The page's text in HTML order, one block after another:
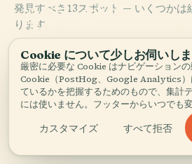
発見すべき13スポット — いくつかは
ります。
スタディオ・マ
ルチェロ・メラ
ーニ
PLACE
フォルテッツ
ァ・サンタ・バ
ルバラ
ピストイアの全13 ス
Cookie について少しお伺いしま
厳密に必要な Cookie はナビゲーション
Cookie（PostHog、Google Analytics）
ているかを把握するためのもので、集計
には使いません。フッターからいつでも
カスタマイズ すべて拒否